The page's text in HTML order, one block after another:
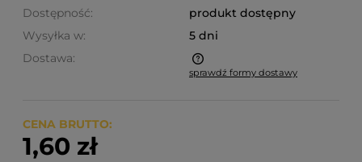
Dostępność:
produkt dostępny
Wysyłka w:
5 dni
Dostawa:
Cena nie zawiera ewentualnych kosztów płatności
sprawdź formy dostawy
CENA BRUTTO:
1,60 zł